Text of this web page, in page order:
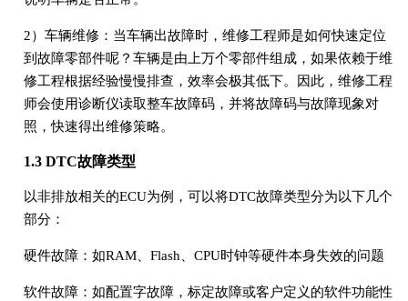
2）车辆维修：当车辆出故障时，维修工程师是如何快速定位
到故障零部件呢？车辆是由上万个零部件组成，如果依赖于维
修工程根据经验慢慢排查，效率会极其低下。因此，维修工程
师会使用诊断仪读取整车故障码，并将故障码与故障现象对
照，快速得出维修策略。
1.3 DTC故障类型
以非排放相关的ECU为例，可以将DTC故障类型分为以下几个
部分：
硬件故障：如RAM、Flash、CPU时钟等硬件本身失效的问题
软件故障：如配置字故障，标定故障或客户定义的软件功能性